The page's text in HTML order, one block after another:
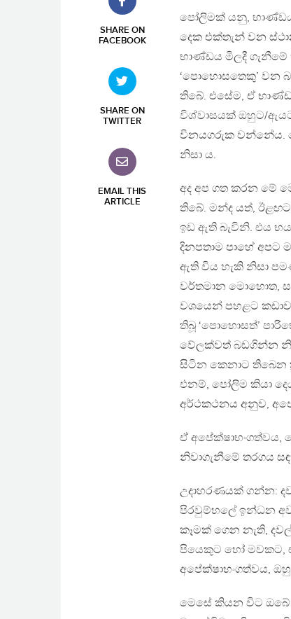
SHARE ON
FACEBOOK
SHARE ON
TWITTER
EMAIL THIS
ARTICLE
පෝලිමක් යනු,
දෙක එක්තැන් වන
භාණ්ඩය මිලදී
‘පොහොසතෙකු’ වන
තිබේ. එසේම, ඒ
විශ්වාසයක් ඔහුට/
විනයගරුක වන්නේය.
නිසා ය.
අද අප ගත කරන මේ
තිබේ. මන්ද යත්,
ඉඩ ඇති බැවිනි. එය
දිනපතාම පාහේ අපට
ඇති විය හැකි නිසා
වර්තමාන මොහොත,
වශයෙන් පහළට
තිබූ ‘පොහොසත්’
වේලක්වත් බඩගින්න
සිටින කෙනාට තිබෙන
එනම්, පෝලිම කියා
අර්ථකථනය අනුව,
ඒ අපේක්ෂාභංගත්වය,
නිවාගැනීමේ තරගය
උදාහරණයක් ගන්න:
පිරවුම්හලේ ඉන්ධන
කෑමක් ගෙන නැති,
පියෙකුට හෝ මවකට,
අපේක්ෂාභංගත්වය,
මෙසේ කියන විට ඔබේ